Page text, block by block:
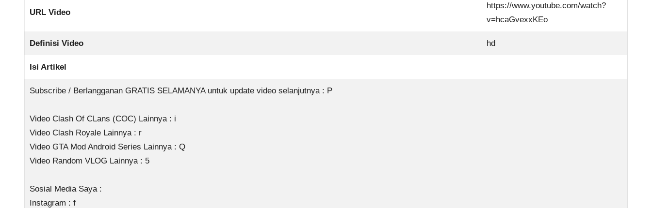
URL Video
https://www.youtube.com/watch?
v=hcaGvexxKEo
Definisi Video hd
Isi Artikel
Subscribe / Berlangganan GRATIS SELAMANYA untuk update video selanjutnya : P
Video Clash Of CLans (COC) Lainnya : i
Video Clash Royale Lainnya : r
Video GTA Mod Android Series Lainnya : Q
Video Random VLOG Lainnya : 5
Sosial Media Saya :
Instagram : f